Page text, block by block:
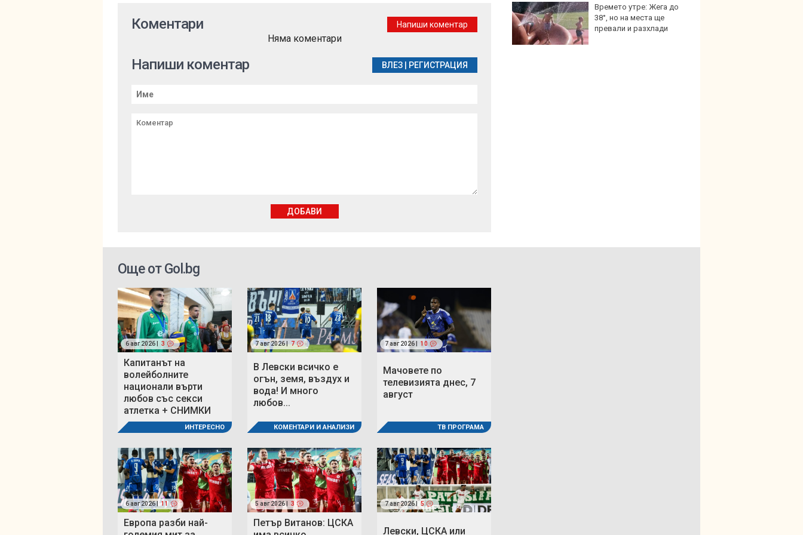
жертва на побой и
принуда в Радомир
Времето утре: Жега до
38°, но на места ще
превали и разхлади
Коментари Напиши коментар
Няма коментари
Напиши коментар ВЛЕЗ РЕГИСТРАЦИЯ
ДОБАВИ
Още от Gol.bg
6 авг 2026 | 3
Капитанът на
волейболните
национали върти
любов със секси
атлетка + СНИМКИ
ИНТЕРЕСНО
7 авг 2026 | 7
В Левски всичко е
огън, земя, въздух и
вода! И много
любов...
КОМЕНТАРИ И АНАЛИЗИ
7 авг 2026 | 10
Мачовете по
телевизията днес, 7
август
ТВ ПРОГРАМА
6 авг 2026 | 11
Европа разби най-
5 авг 2026 | 3
Петър Витанов: ЦСКА
7 авг 2026 | 5
Левски, ЦСКА или